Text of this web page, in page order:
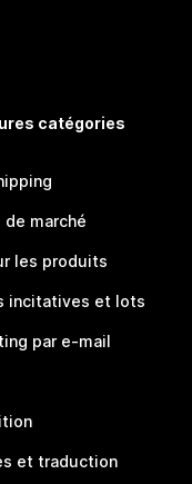
catégories
de marché
les produits
incitatives et lots
par e-mail
et traduction